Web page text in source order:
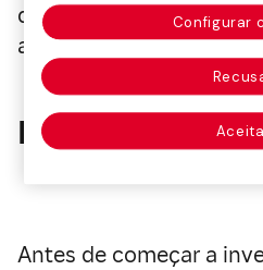
de vendê-la no futuro
alto e assim obter lucro.
Por que você
Antes de começar a
Configurar